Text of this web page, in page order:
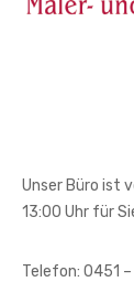
Unser Büro ist
13:00 Uhr für
Telefon: 0451